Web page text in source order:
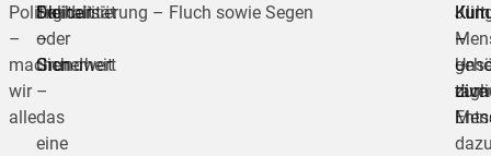
Politik
–
machen
wir
alle
Freiheit
oder
Sicherheit
–
das
eine
Solidarität
–
Grundwert
Digitalisierung – Fluch sowie Segen
–
–
zum
–